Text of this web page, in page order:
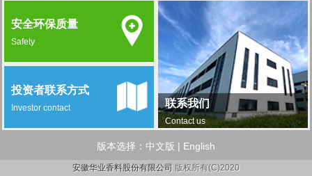
联系我们
Contact us
安全环保质量
Safety
投资者联系方式
Investor contact
版本选择： 中文版 | English
安徽华业香料股份有限公司 版权所有(C)2020